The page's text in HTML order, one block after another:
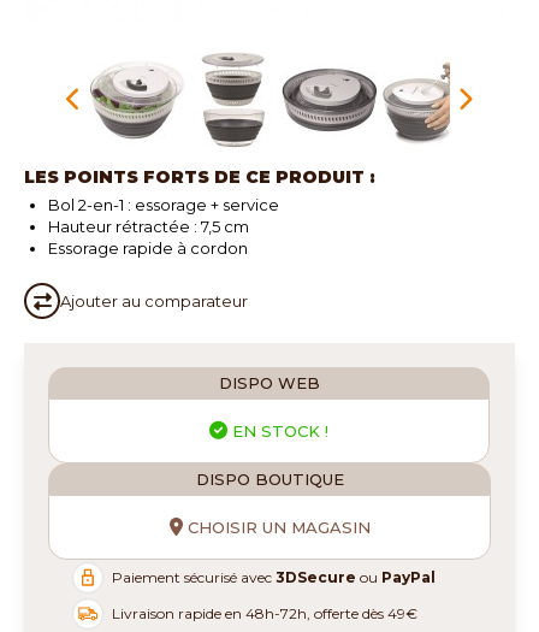
LES POINTS FORTS DE CE PRODUIT :
Bol 2-en-1 : essorage + service
Hauteur rétractée : 7,5 cm
Essorage rapide à cordon
Ajouter au comparateur
DISPO WEB
EN STOCK !
DISPO BOUTIQUE
CHOISIR UN MAGASIN
Paiement sécurisé avec3DSecure ou PayPal
Livraison rapide en 48h-72h, offerte dès 49€